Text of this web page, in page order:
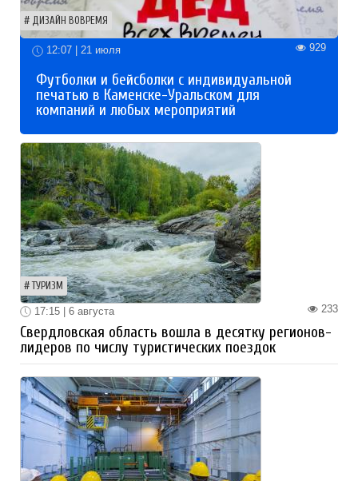
ДИЗАЙН ВОВРЕМЯ
12:07 | 21 июля 929
Футболки и бейсболки с индивидуальной
печатью в Каменске-Уральском для
компаний и любых мероприятий
ТУРИЗМ
233
17:15 | 6 августа
Свердловская область вошла в десятку регионов-
лидеров по числу туристических поездок